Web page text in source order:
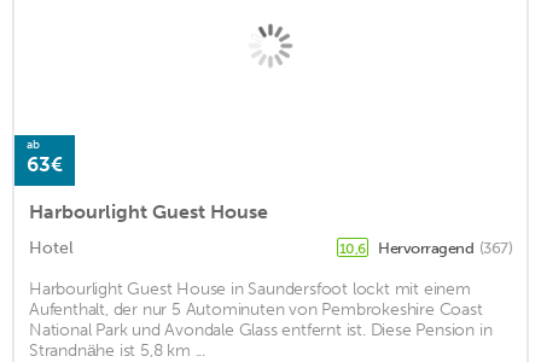
ab
63€
Harbourlight Guest House
Hotel 10,6 Hervorragend (367)
Harbourlight Guest House in Saundersfoot lockt mit einem
Aufenthalt, der nur 5 Autominuten von Pembrokeshire Coast
National Park und Avondale Glass entfernt ist. Diese Pension in
Strandnähe ist 5,8 km ...